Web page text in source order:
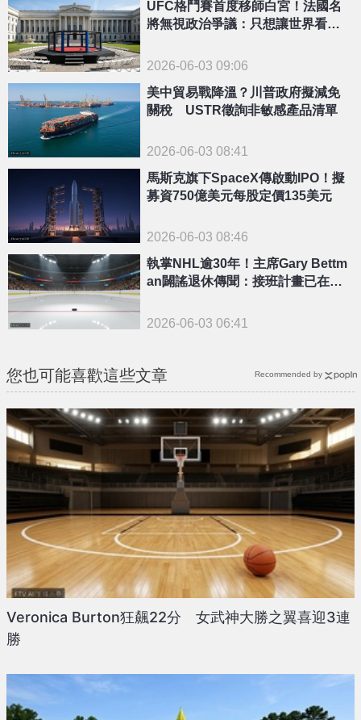
UFC格鬥賽首度移師白宮！法國名
將無視政治爭議：只想讓世界看見M
2026-06-03 09:06
美中貿易戰降溫？川普政府擬減免
關稅 USTR徵詢非敏感產品清單
2026-06-03 08:41
馬斯克旗下SpaceX傳啟動IPO！擬
募資750億美元每股定價135美元
2026-06-03 08:46
執掌NHL逾30年！主席Gary Bettm
an闢謠退休傳聞：接班計畫已在討
2026-06-03 06:41
您也可能喜歡這些文章
Veronica Burton狂飆22分 女武神大勝之翼喜迎3連
勝
Recommended by